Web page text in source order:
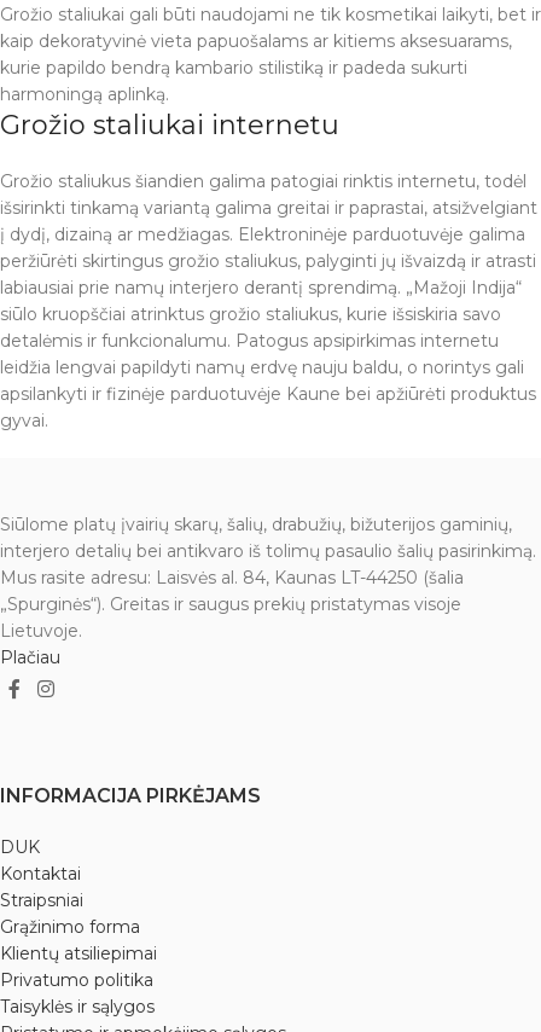
Grožio staliukai gali būti naudojami ne tik kosmetikai laikyti, bet ir
kaip dekoratyvinė vieta papuošalams ar kitiems aksesuarams,
kurie papildo bendrą kambario stilistiką ir padeda sukurti
harmoningą aplinką.
Grožio staliukai internetu
Grožio staliukus šiandien galima patogiai rinktis internetu, todėl
išsirinkti tinkamą variantą galima greitai ir paprastai, atsižvelgiant
į dydį, dizainą ar medžiagas. Elektroninėje parduotuvėje galima
peržiūrėti skirtingus grožio staliukus, palyginti jų išvaizdą ir atrasti
labiausiai prie namų interjero derantį sprendimą. „Mažoji Indija“
siūlo kruopščiai atrinktus grožio staliukus, kurie išsiskiria savo
detalėmis ir funkcionalumu. Patogus apsipirkimas internetu
leidžia lengvai papildyti namų erdvę nauju baldu, o norintys gali
apsilankyti ir fizinėje parduotuvėje Kaune bei apžiūrėti produktus
gyvai.
Siūlome platų įvairių skarų, šalių, drabužių, bižuterijos gaminių,
interjero detalių bei antikvaro iš tolimų pasaulio šalių pasirinkimą.
Mus rasite adresu: Laisvės al. 84, Kaunas LT-44250 (šalia
„Spurginės“). Greitas ir saugus prekių pristatymas visoje
Lietuvoje.
Plačiau
INFORMACIJA PIRKĖJAMS
DUK
Kontaktai
Straipsniai
Grąžinimo forma
Klientų atsiliepimai
Privatumo politika
Taisyklės ir sąlygos